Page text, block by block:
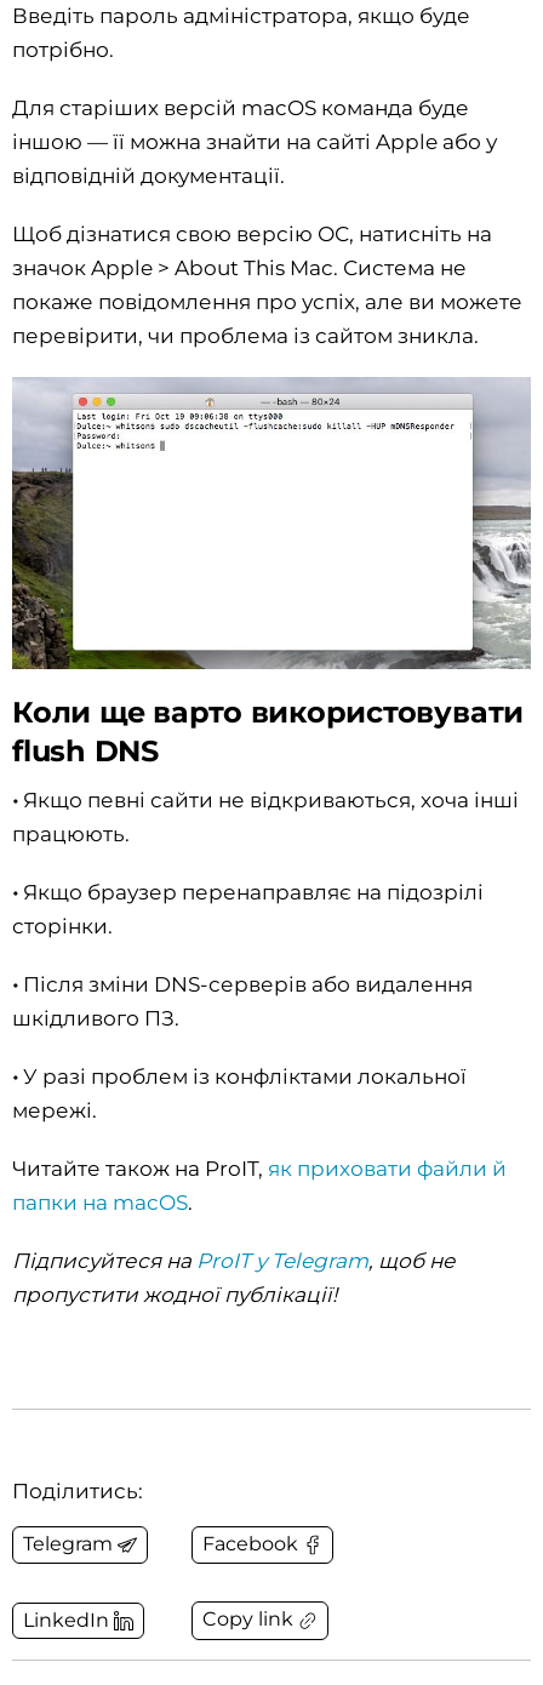
Введіть пароль адміністратора, якщо буде
потрібно.
Для старіших версій macOS команда буде
іншою — її можна знайти на сайті Apple або у
відповідній документації.
Щоб дізнатися свою версію ОС, натисніть на
значок Apple > About This Mac. Система не
покаже повідомлення про успіх, але ви можете
перевірити, чи проблема із сайтом зникла.
Коли ще варто використовувати
flush DNS
• Якщо певні сайти не відкриваються, хоча інші
працюють.
• Якщо браузер перенаправляє на підозрілі
сторінки.
• Після зміни DNS-серверів або видалення
шкідливого ПЗ.
• У разі проблем із конфліктами локальної
мережі.
Читайте також на ProIT, як приховати файли й
папки на macOS.
Підписуйтеся на ProIT у Telegram, щоб не
пропустити жодної публікації!
Поділитись:
Telegram Facebook
LinkedIn Copy link